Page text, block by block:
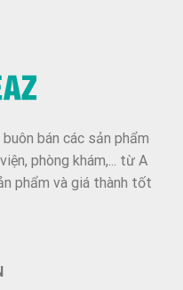
bán các sản phẩm
phòng khám,... từ A
phẩm và giá thành tốt